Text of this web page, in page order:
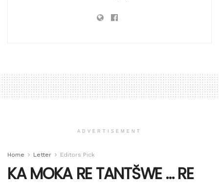
ADVERTISEMENT
Home Letter Editors Pick
KA MOKA RE TANTŠWE … RE